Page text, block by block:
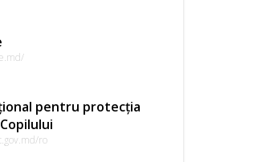
pentru protecția
ro